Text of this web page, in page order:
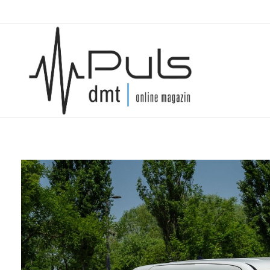
Puls Magazin
Zukunft der Mobilität